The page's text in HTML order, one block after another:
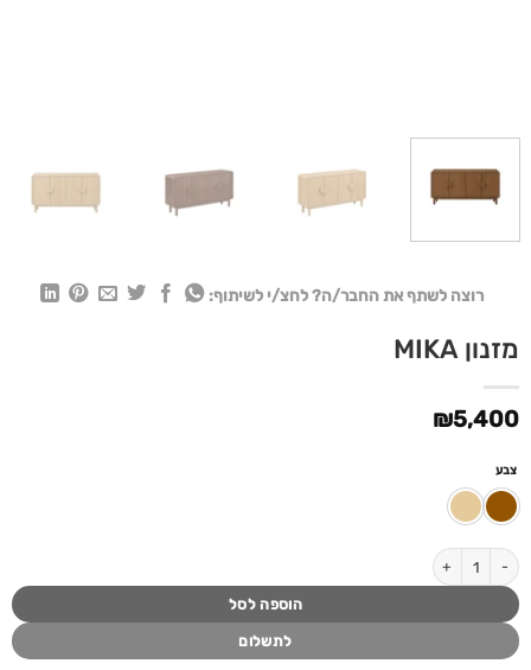
רוצה לשתף את החבר/ה? לחצ/י לשיתוף:
מזנון MIKA
₪5,400
צבע
כמות של מזנון MIKA
הוספה לסל
לתשלום